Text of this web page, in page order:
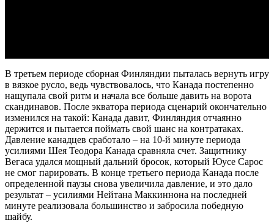
В третьем периоде сборная Финляндии пыталась вернуть игру
в вязкое русло, ведь чувствовалось, что Канада постепенно
нащупала свой ритм и начала все больше давить на ворота
скандинавов. После экватора периода сценарий окончательно
изменился на такой: Канада давит, Финляндия отчаянно
держится и пытается поймать свой шанс на контратаках.
Давление канадцев сработало – на 10-й минуте периода
усилиями Шея Теодора Канада сравняла счет. Защитнику
Вегаса удался мощный дальний бросок, который Юусе Сарос
не смог парировать. В конце третьего периода Канада после
определенной паузы снова увеличила давление, и это дало
результат – усилиями Нейтана Маккиннона на последней
минуте реализовала большинство и забросила победную
шайбу.